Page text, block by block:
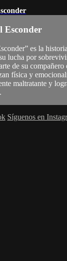
Esconder
es la
lucha por
de su compañero
física y
maltratante y
Síguenos en